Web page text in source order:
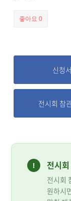
좋아요0
신청서
전시회 참
전시
전시회
원하시